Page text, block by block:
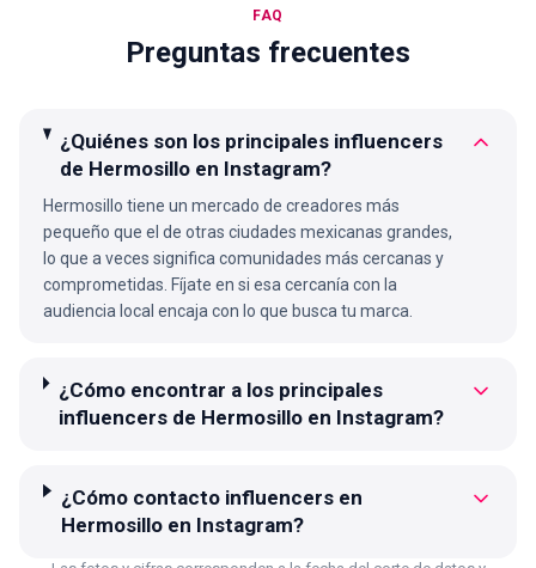
FAQ
Preguntas frecuentes
¿Quiénes son los principales influencers
de Hermosillo en Instagram?
Hermosillo tiene un mercado de creadores más
pequeño que el de otras ciudades mexicanas grandes,
lo que a veces significa comunidades más cercanas y
comprometidas. Fíjate en si esa cercanía con la
audiencia local encaja con lo que busca tu marca.
¿Cómo encontrar a los principales
influencers de Hermosillo en Instagram?
¿Cómo contacto influencers en
Hermosillo en Instagram?